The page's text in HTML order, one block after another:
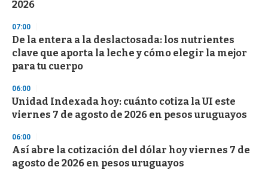
2026
07:00
De la entera a la deslactosada: los nutrientes
clave que aporta la leche y cómo elegir la mejor
para tu cuerpo
06:00
Unidad Indexada hoy: cuánto cotiza la UI este
viernes 7 de agosto de 2026 en pesos uruguayos
06:00
Así abre la cotización del dólar hoy viernes 7 de
agosto de 2026 en pesos uruguayos